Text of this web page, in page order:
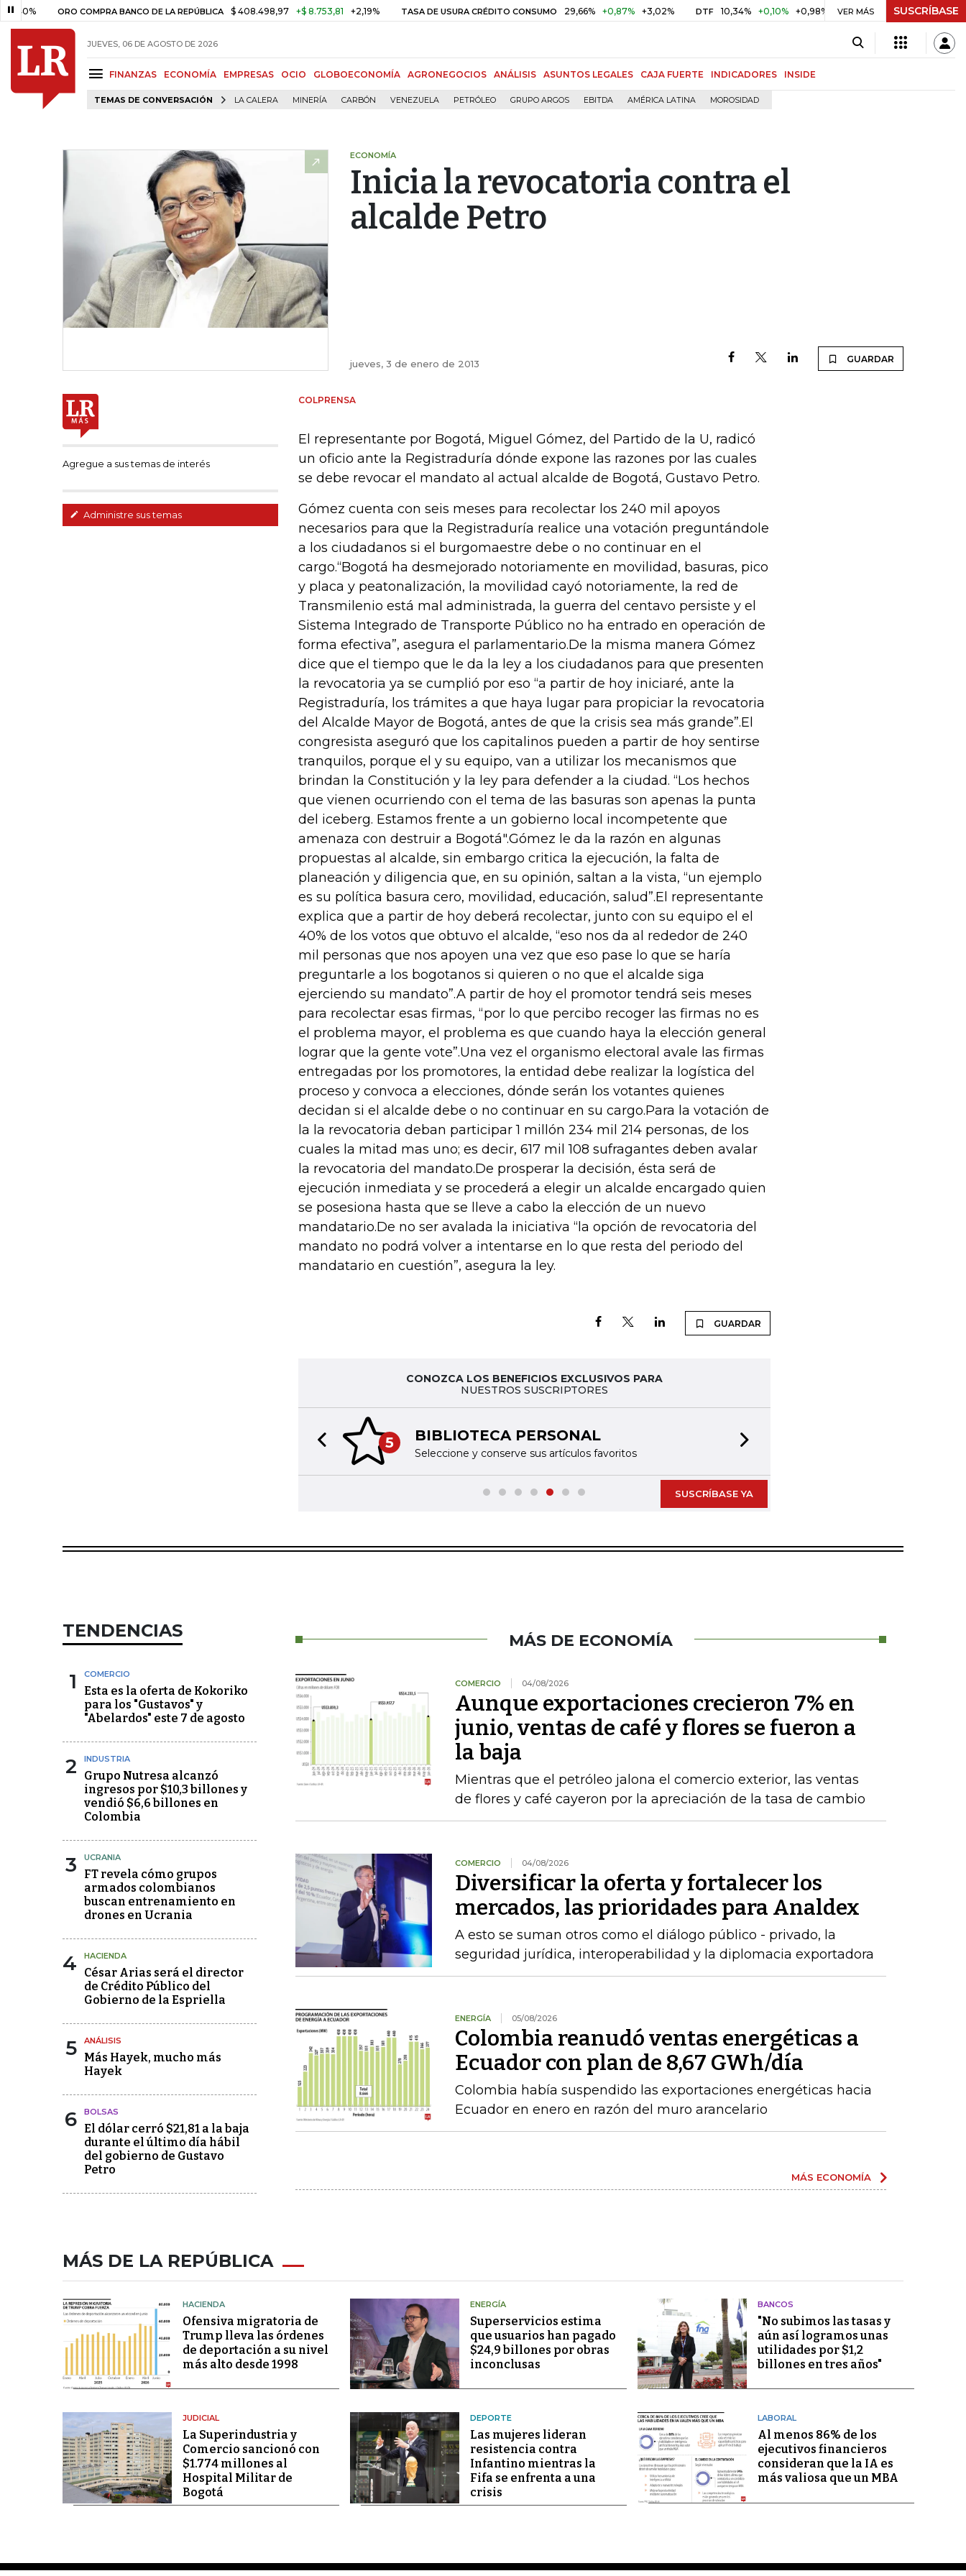
ORO COMPRA BANCO DE LA REPÚBLICA $ 408.498,97 +$ 8.753,81 +2,19% TASA DE USURA CRÉDITO CONSUMO 29,66% +0,87% +3,02% DTF 10,34% +0,10% +0,98% UVR $ 416,86 +$ 0,05 +0,01%
VER MÁS SUSCRÍBASE
JUEVES, 06 DE AGOSTO DE 2026
FINANZAS ECONOMÍA EMPRESAS OCIO GLOBOECONOMÍA AGRONEGOCIOS ANÁLISIS ASUNTOS LEGALES CAJA FUERTE INDICADORES INSIDE
TEMAS DE CONVERSACIÓN LA CALERA MINERÍA CARBÓN VENEZUELA PETRÓLEO GRUPO ARGOS EBITDA AMÉRICA LATINA MOROSIDAD
ECONOMÍA
Inicia la revocatoria contra el
alcalde Petro
jueves, 3 de enero de 2013 GUARDAR
Agregue a sus temas de interés
Administre sus temas
COLPRENSA
El representante por Bogotá, Miguel Gómez, del Partido de la U, radicó
un oficio ante la Registraduría dónde expone las razones por las cuales
se debe revocar el mandato al actual alcalde de Bogotá, Gustavo Petro.
Gómez cuenta con seis meses para recolectar los 240 mil apoyos
necesarios para que la Registraduría realice una votación preguntándole
a los ciudadanos si el burgomaestre debe o no continuar en el
cargo.“Bogotá ha desmejorado notoriamente en movilidad, basuras, pico
y placa y peatonalización, la movilidad cayó notoriamente, la red de
Transmilenio está mal administrada, la guerra del centavo persiste y el
Sistema Integrado de Transporte Público no ha entrado en operación de
forma efectiva”, asegura el parlamentario.De la misma manera Gómez
dice que el tiempo que le da la ley a los ciudadanos para que presenten
la revocatoria ya se cumplió por eso “a partir de hoy iniciaré, ante la
Registraduría, los trámites a que haya lugar para propiciar la revocatoria
del Alcalde Mayor de Bogotá, antes de que la crisis sea más grande”.El
congresista aseguró que los capitalinos pueden a partir de hoy sentirse
tranquilos, porque el y su equipo, van a utilizar los mecanismos que
brindan la Constitución y la ley para defender a la ciudad. “Los hechos
que vienen ocurriendo con el tema de las basuras son apenas la punta
del iceberg. Estamos frente a un gobierno local incompetente que
amenaza con destruir a Bogotá".Gómez le da la razón en algunas
propuestas al alcalde, sin embargo critica la ejecución, la falta de
planeación y diligencia que, en su opinión, saltan a la vista, “un ejemplo
es su política basura cero, movilidad, educación, salud”.El representante
explica que a partir de hoy deberá recolectar, junto con su equipo el el
40% de los votos que obtuvo el alcalde, “eso nos da al rededor de 240
mil personas que nos apoyen una vez que eso pase lo que se haría
preguntarle a los bogotanos si quieren o no que el alcalde siga
ejerciendo su mandato”.A partir de hoy el promotor tendrá seis meses
para recolectar esas firmas, “por lo que percibo recoger las firmas no es
el problema mayor, el problema es que cuando haya la elección general
lograr que la gente vote”.Una vez el organismo electoral avale las firmas
entregadas por los promotores, la entidad debe realizar la logística del
proceso y convoca a elecciones, dónde serán los votantes quienes
decidan si el alcalde debe o no continuar en su cargo.Para la votación de
la la revocatoria deban participar 1 millón 234 mil 214 personas, de los
cuales la mitad mas uno; es decir, 617 mil 108 sufragantes deben avalar
la revocatoria del mandato.De prosperar la decisión, ésta será de
ejecución inmediata y se procederá a elegir un alcalde encargado quien
se posesiona hasta que se lleve a cabo la elección de un nuevo
mandatario.De no ser avalada la iniciativa “la opción de revocatoria del
mandato no podrá volver a intentarse en lo que resta del periodo del
mandatario en cuestión”, asegura la ley.
GUARDAR
CONOZCA LOS BENEFICIOS EXCLUSIVOS PARA
NUESTROS SUSCRIPTORES
5 BIBLIOTECA PERSONAL
Seleccione y conserve sus artículos favoritos
Previous slide
SUSCRÍBASE YA
TENDENCIAS
1 COMERCIO
Esta es la oferta de Kokoriko
para los "Gustavos" y
"Abelardos" este 7 de agosto
2 INDUSTRIA
Grupo Nutresa alcanzó
ingresos por $10,3 billones y
vendió $6,6 billones en
Colombia
3 UCRANIA
FT revela cómo grupos
armados colombianos
buscan entrenamiento en
drones en Ucrania
4 HACIENDA
César Arias será el director
de Crédito Público del
Gobierno de la Espriella
5 ANÁLISIS
Más Hayek, mucho más
Hayek
6 BOLSAS
El dólar cerró $21,81 a la baja
durante el último día hábil
del gobierno de Gustavo
Petro
MÁS DE ECONOMÍA
COMERCIO 04/08/2026
Aunque exportaciones crecieron 7% en
junio, ventas de café y flores se fueron a
la baja
Mientras que el petróleo jalona el comercio exterior, las ventas
de flores y café cayeron por la apreciación de la tasa de cambio
COMERCIO 04/08/2026
Diversificar la oferta y fortalecer los
mercados, las prioridades para Analdex
A esto se suman otros como el diálogo público - privado, la
seguridad jurídica, interoperabilidad y la diplomacia exportadora
ENERGÍA 05/08/2026
Colombia reanudó ventas energéticas a
Ecuador con plan de 8,67 GWh/día
Colombia había suspendido las exportaciones energéticas hacia
Ecuador en enero en razón del muro arancelario
MÁS ECONOMÍA
MÁS DE LA REPÚBLICA
HACIENDA
Ofensiva migratoria de
Trump lleva las órdenes
de deportación a su nivel
más alto desde 1998
ENERGÍA
Superservicios estima
que usuarios han pagado
$24,9 billones por obras
inconclusas
BANCOS
"No subimos las tasas y
aún así logramos unas
utilidades por $1,2
billones en tres años"
JUDICIAL
La Superindustria y
Comercio sancionó con
$1.774 millones al
Hospital Militar de
Bogotá
DEPORTE
Las mujeres lideran
resistencia contra
Infantino mientras la
Fifa se enfrenta a una
crisis
LABORAL
Al menos 86% de los
ejecutivos financieros
consideran que la IA es
más valiosa que un MBA